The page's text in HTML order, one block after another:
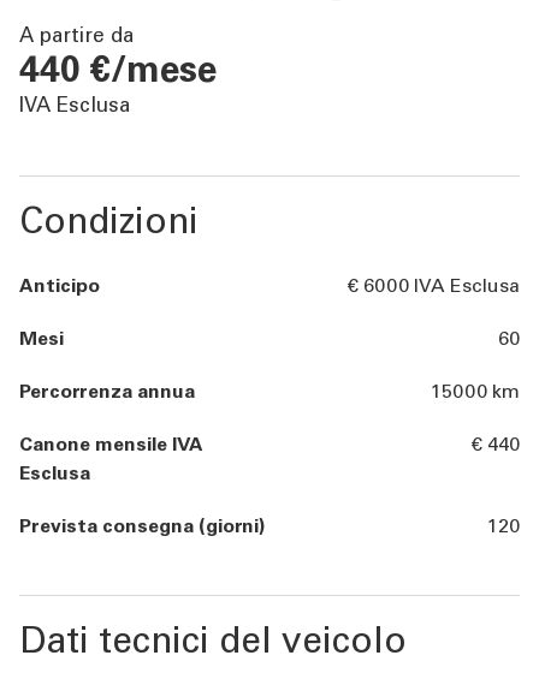
TOOL
ATTUALITÀ
A partire da
440 €/mese
IVA Esclusa
Condizioni
Anticipo € 6000 IVA Esclusa
Mesi 60
Percorrenza annua 15000 km
Canone mensile IVA
Esclusa
€ 440
Prevista consegna (giorni) 120
Dati tecnici del veicolo